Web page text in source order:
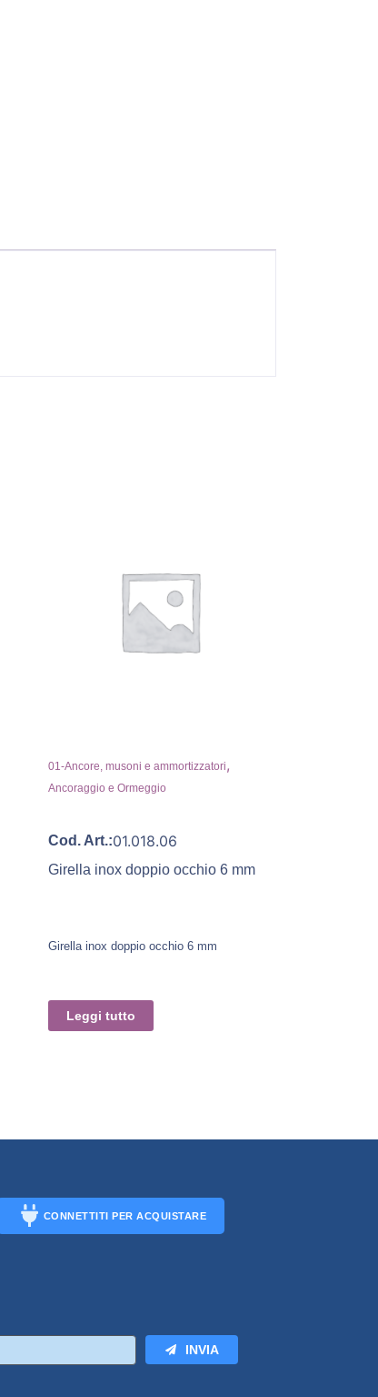
01-Ancore, musoni e ammortizzatori,
Ancoraggio e Ormeggio
Cod. Art.:01.018.06
Girella inox doppio occhio 6 mm
Girella inox doppio occhio 6 mm
Leggi tutto
CONNETTITI PER ACQUISTARE
INVIA